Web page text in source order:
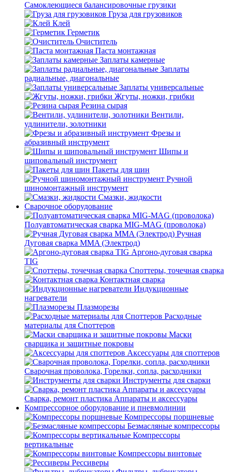
Самоклеющиеся балансировочные грузики
Груза для грузовиков
Клей
Герметик
Очиститель
Паста монтажная
Заплаты камерные
Заплаты
радиальные, диагональные
Заплаты универсальные
Жгуты, ножки, грибки
Резина сырая
Вентили,
удлинители, золотники
Фрезы и
абразивный инструмент
Шипы и
шиповальный инструмент
Пакеты для шин
Ручной
шиномонтажный инструмент
Смазки, жидкости
Сварочное оборудование
Полуавтоматическая сварка MIG-MAG (проволока)
Ручная
Дуговая сварка MMA (Электрод)
Аргоно-дуговая сварка
TIG
Споттеры, точечная сварка
Контактная сварка
Индукционные
нагреватели
Плазморезы
Расходные
материалы для Споттеров
Маски
сварщика и защитные покровы
Аксессуары для споттеров
Сварочная проволока, Горелки, сопла, расходники
Инструменты для сварки
Сварка, ремонт пластика Аппараты и аксессуары
Компрессорное оборудование и пневмолинии
Компрессоры поршневые
Безмасляные компрессоры
Компрессоры
вертикальные
Компрессоры винтовые
Рессиверы